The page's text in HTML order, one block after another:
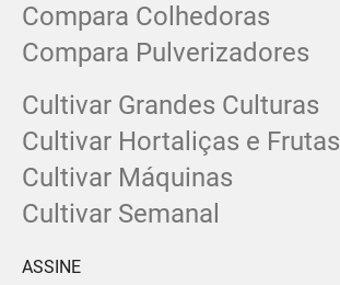
Compara Colhedoras
Compara Pulverizadores
Cultivar Grandes Culturas
Cultivar Hortaliças e Frutas
Cultivar Máquinas
Cultivar Semanal
ASSINE